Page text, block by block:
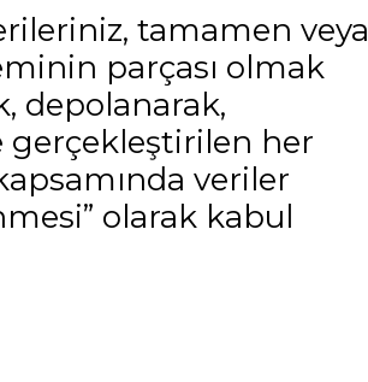
tamamen veya
parçası olmak
depolanarak,
gerçekleştirilen her
veriler
olarak kabul